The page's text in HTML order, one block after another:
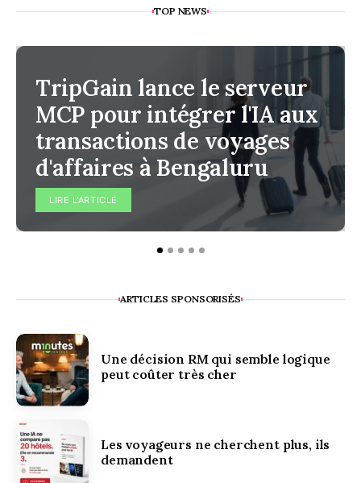
TOP NEWS
TripGain lance le serveur
MCP pour intégrer l'IA aux
transactions de voyages
d'affaires à Bengaluru
LIRE L'ARTICLE
ARTICLES SPONSORISÉS
Une décision RM qui semble logique
peut coûter très cher
Les voyageurs ne cherchent plus, ils
demandent